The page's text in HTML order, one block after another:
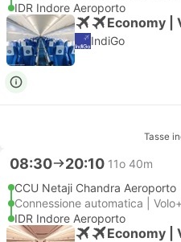
IDR Indore Aeroporto
Economy |
IndiGo
Tasse
08:30 20:10 11o 40m
CCU Netaji Chandra Aeroporto
Connessione automatica |
IDR Indore Aeroporto
Economy |